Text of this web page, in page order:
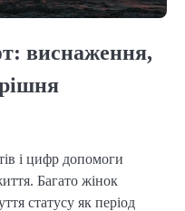
виснаження,
і цифр допомоги
Багато жінок
статусу як період